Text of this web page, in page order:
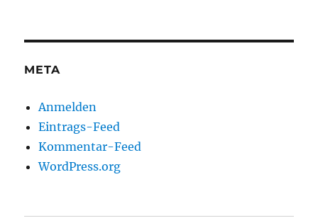
META
Anmelden
Eintrags-Feed
Kommentar-Feed
WordPress.org